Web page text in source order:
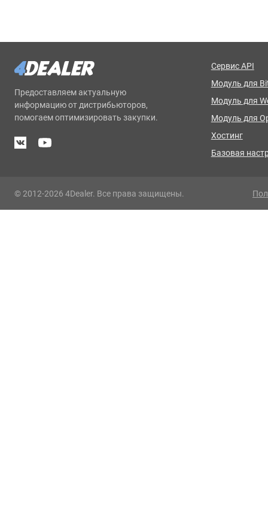
Предоставляем актуальную
информацию от дистрибьюторов,
помогаем оптимизировать закупки.
Сервис API
Модуль для
Модуль для
Модуль для
Хостинг
Базовая
© 2012-2026 4Dealer. Все права защищены.